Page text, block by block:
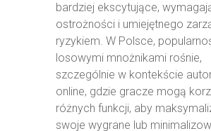
bardziej ekscytujące,
ostrożności i umiejętnego
ryzykiem. W Polsce,
losowymi mnożnikami rośnie,
szczególnie w kontekście
online, gdzie gracze mogą
różnych funkcji, aby
swoje wygrane lub